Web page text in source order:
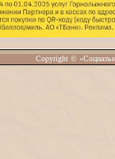
Copyright ©